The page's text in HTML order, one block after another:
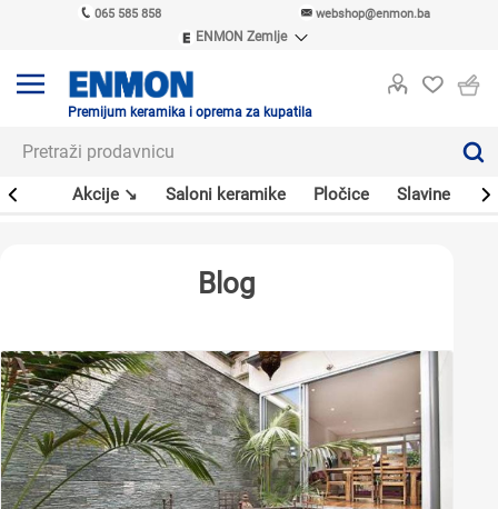
065 585 858 webshop@enmon.ba
ENMON Zemlje
ENMON MKD
Premijum keramika i oprema za kupatila
Akcije ↘ Saloni keramike Pločice Slavine
Blog